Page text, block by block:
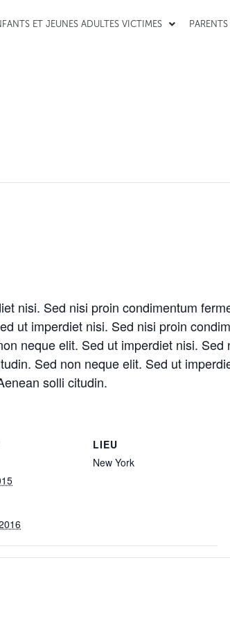
ET JEUNES ADULTES VICTIMES
nisi. Sed nisi proin condimentum
ut imperdiet nisi. Sed nisi proin
neque elit. Sed ut imperdiet nisi.
Sed non neque elit. Sed ut
solli citudin.
LIEU
New York